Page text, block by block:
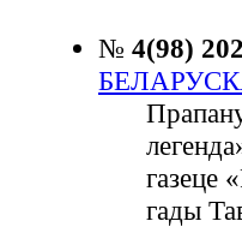
№ 4(98)
газеце
гады